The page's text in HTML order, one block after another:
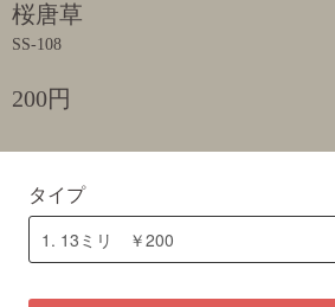
桜唐草
SS-108
200円
タイプ